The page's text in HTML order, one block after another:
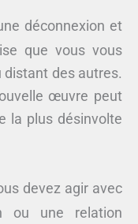
déconnexion et
que vous vous
des autres.
œuvre peut
la plus désinvolte
devez agir avec
ou une relation